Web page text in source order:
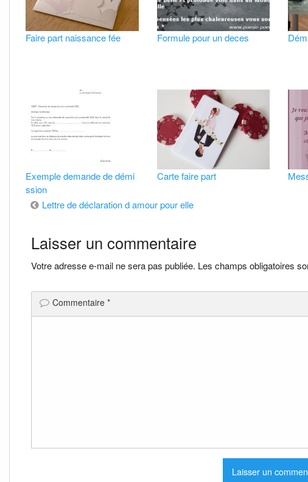
Faire part naissance fée Formule pour un deces
Exemple demande de démi
ssion
Carte faire part
Navigation
de
l’article
Lettre de déclaration d amour pour elle
Laisser un commentaire
Votre adresse e-mail ne sera pas publiée. Les champs obligatoires
Commentaire *